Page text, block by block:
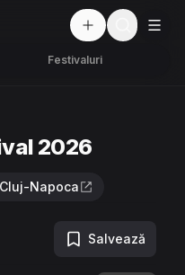
Festivaluri
2026
Napoca
Salvează